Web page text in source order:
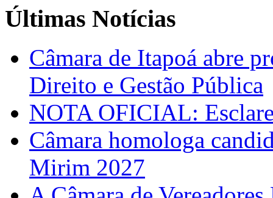
Últimas Notícias
Câmara de Itapoá abre
Direito e Gestão Pública
NOTA OFICIAL:
Câmara homologa
Mirim 2027